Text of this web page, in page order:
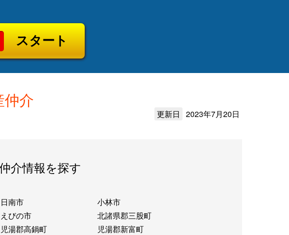
スタート
仲介
更新日 2023年7月20日
介情報を探す
日南市
小林市
えびの市
北諸県郡三股町
児湯郡高鍋町
児湯郡新富町